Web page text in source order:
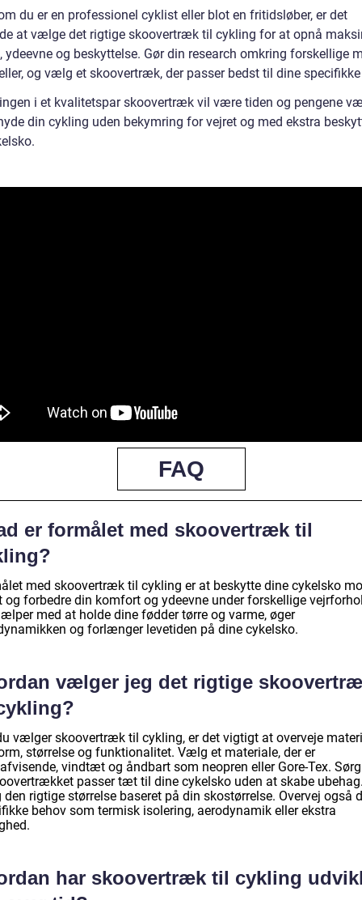
du er en professionel cyklist eller blot en fritidsløber, er det
at vælge det rigtige skoovertræk til cykling for at opnå
ydeevne og beskyttelse. Gør din research omkring forskellige
og vælg et skoovertræk, der passer bedst til dine specifikke
i et kvalitetspar skoovertræk vil være tiden og pengene
din cykling uden bekymring for vejret og med ekstra
FAQ
er formålet med skoovertræk til
med skoovertræk til cykling er at beskytte dine cykelsko
og forbedre din komfort og ydeevne under forskellige
med at holde dine fødder tørre og varme, øger
og forlænger levetiden på dine cykelsko.
vælger jeg det rigtige
vælger skoovertræk til cykling, er det vigtigt at overveje
størrelse og funktionalitet. Vælg et materiale, der er
vindtæt og åndbart som neopren eller Gore-Tex.
passer tæt til dine cykelsko uden at skabe
rigtige størrelse baseret på din skostørrelse. Overvej også
behov som termisk isolering, aerodynamik eller ekstra
har skoovertræk til cykling